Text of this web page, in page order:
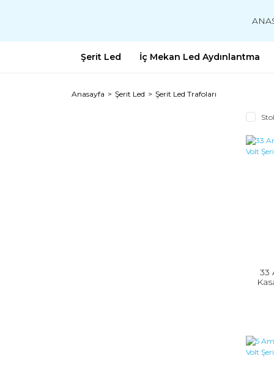
Şerit Led İç Mekan Led Aydınlantma
Anasayfa Şerit Led Şerit Led Trafoları
33